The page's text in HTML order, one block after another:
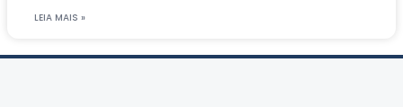
LEIA MAIS »